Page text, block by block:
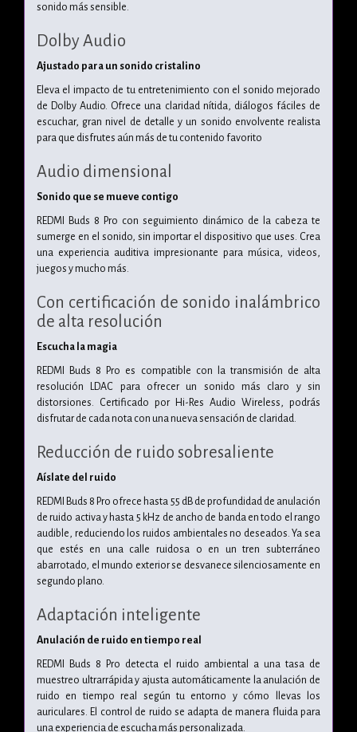
sonido más sensible.
Dolby Audio
Ajustado para un sonido cristalino
Eleva el impacto de tu entretenimiento con el sonido mejorado
de Dolby Audio. Ofrece una claridad nítida, diálogos fáciles de
escuchar, gran nivel de detalle y un sonido envolvente realista
para que disfrutes aún más de tu contenido favorito
Audio dimensional
Sonido que se mueve contigo
REDMI Buds 8 Pro con seguimiento dinámico de la cabeza te
sumerge en el sonido, sin importar el dispositivo que uses. Crea
una experiencia auditiva impresionante para música, videos,
juegos y mucho más.
Con certificación de sonido inalámbrico
de alta resolución
Escucha la magia
REDMI Buds 8 Pro es compatible con la transmisión de alta
resolución LDAC para ofrecer un sonido más claro y sin
distorsiones. Certificado por Hi-Res Audio Wireless, podrás
disfrutar de cada nota con una nueva sensación de claridad.
Reducción de ruido sobresaliente
Aíslate del ruido
REDMI Buds 8 Pro ofrece hasta 55 dB de profundidad de anulación
de ruido activa y hasta 5 kHz de ancho de banda en todo el rango
audible, reduciendo los ruidos ambientales no deseados. Ya sea
que estés en una calle ruidosa o en un tren subterráneo
abarrotado, el mundo exterior se desvanece silenciosamente en
segundo plano.
Adaptación inteligente
Anulación de ruido en tiempo real
REDMI Buds 8 Pro detecta el ruido ambiental a una tasa de
muestreo ultrarrápida y ajusta automáticamente la anulación de
ruido en tiempo real según tu entorno y cómo llevas los
auriculares. El control de ruido se adapta de manera fluida para
una experiencia de escucha más personalizada.